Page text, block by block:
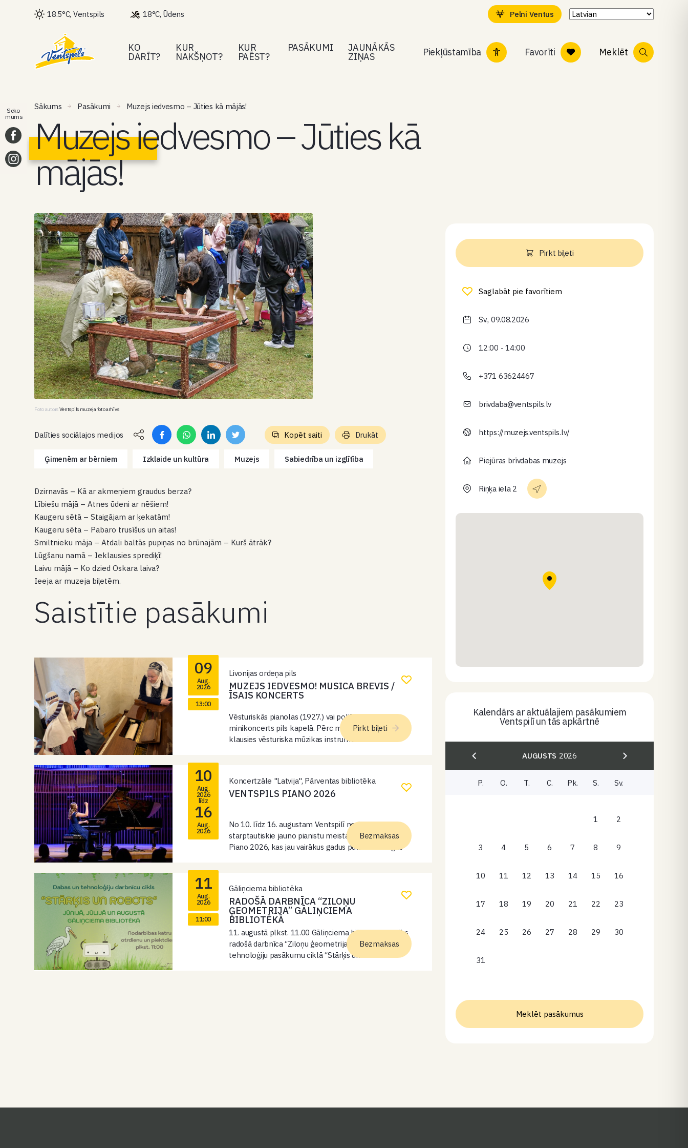
18.5°C, Ventspils 18°C, Ūdens Pelni Ventus
KO
DARĪT?
KUR
NAKŠŅOT?
KUR
PAĒST?
PASĀKUMI JAUNĀKĀS
ZIŅAS Piekļūstamība Favorīti Meklēt
Sākums Pasākumi Muzejs iedvesmo – Jūties kā mājās!
Muzejs iedvesmo – Jūties kā
mājās!
Foto autorsVentspils muzeja foto arhīvs
Dalīties sociālajos medijos Kopēt saiti Drukāt
Ģimenēm ar bērniem Izklaide un kultūra Muzejs Sabiedrība un izglītība
Dzirnavās – Kā ar akmeņiem graudus berza?
Lībiešu mājā – Atnes ūdeni ar nēšiem!
Kaugeru sētā – Staigājam ar ķekatām!
Kaugeru sēta – Pabaro trusīšus un aitas!
Smiltnieku māja – Atdali baltās pupiņas no brūnajām – Kurš ātrāk?
Lūgšanu namā – Ieklausies sprediķī!
Laivu mājā – Ko dzied Oskara laiva?
Ieeja ar muzeja biļetēm.
Saistītie pasākumi
09
Aug.
2026
13:00
Livonijas ordeņa pils
MUZEJS IEDVESMO! MUSICA BREVIS /
ĪSAIS KONCERTS
Vēsturiskās pianolas (1927.) vai polifona (19. gs.)
minikoncerts pils kapelā. Pērc muzeja biļeti un
klausies vēsturiska mūzikas instrumenta
Pirkt biļeti
10
Aug.
2026
līdz
16
Aug.
2026
Koncertzāle "Latvija", Pārventas bibliotēka
VENTSPILS PIANO 2026
No 10. līdz 16. augustam Ventspilī norisināsies
starptautiskie jauno pianistu meistarkursi Ventspils
Piano 2026, kas jau vairākus gadus pulcē talantīgus
Bezmaksas
11
Aug.
2026
11:00
Gāliņciema bibliotēka
RADOŠĀ DARBNĪCA “ZILOŅU
ĢEOMETRIJA” GĀLIŅCIEMA
BIBLIOTĒKĀ
11. augustā plkst. 11.00 Gāliņciema bibliotēkā notiks
radošā darbnīca “Ziloņu ģeometrija” dabas un
tehnoloģiju pasākumu ciklā “Stārķis un robots”.
Bezmaksas
Pirkt biļeti
Saglabāt pie favorītiem
Sv., 09.08.2026
12:00 - 14:00
+371 63624467
brivdaba@ventspils.lv
https://muzejs.ventspils.lv/
Piejūras brīvdabas muzejs
Riņķa iela 2
Kalendārs ar aktuālajiem pasākumiem
Ventspilī un tās apkārtnē
AUGUSTS 2026
P. O. T. C. Pk. S. Sv.
1 2
3 4 5 6 7 8 9
10 11 12 13 14 15 16
17 18 19 20 21 22 23
24 25 26 27 28 29 30
31
Meklēt pasākumus
Seko
mums